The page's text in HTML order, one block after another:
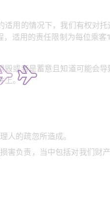
用的情况下，我们有权对
适用的责任限制为每位乘客
或者是蓄意且知道可能会
上。
人的疏忽所造成。
负责，当中包括对我们财